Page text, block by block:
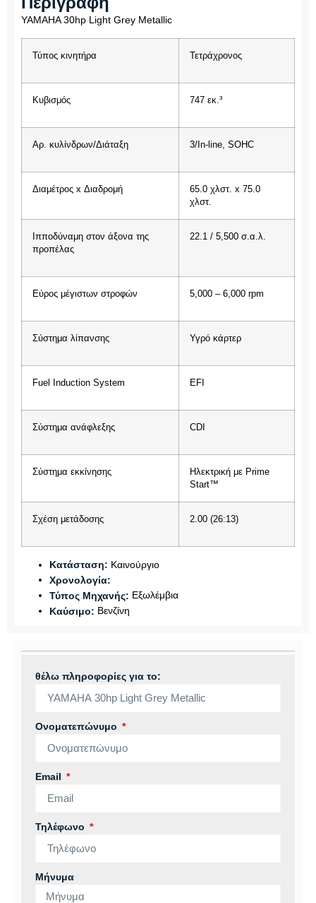
YAMAHA 30hp Light Grey Metallic
Τύπος κινητήρα Τετράχρονος
Κυβισμός 747 εκ.³
Αρ. κυλίνδρων/Διάταξη 3/In-line, SOHC
Διαμέτρος x Διαδρομή
65.0 χλστ. x 75.0
χλστ.
Ιπποδύναμη στον άξονα της
προπέλας
22.1 / 5,500 σ.α.λ.
Εύρος μέγιστων στροφών 5,000 – 6,000 rpm
Σύστημα λίπανσης Υγρό κάρτερ
Fuel Induction System EFI
Σύστημα ανάφλεξης CDI
Σύστημα εκκίνησης
Ηλεκτρική με Prime
Start™
Σχέση μετάδοσης 2.00 (26:13)
Κατάσταση: Καινούργιο
Χρονολογία:
Τύπος Μηχανής: Εξωλέμβια
Καύσιμο: Βενζίνη
θέλω πληροφορίες για το:
Ονοματεπώνυμο
Email
Τηλέφωνο
Μήνυμα